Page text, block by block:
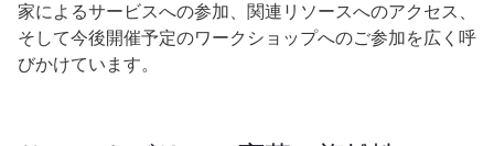
家によるサービスへの参加、関連リソースへのアクセス、
そして今後開催予定のワークショップへのご参加を広く呼
びかけています。